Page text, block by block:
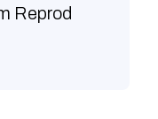
Reprod